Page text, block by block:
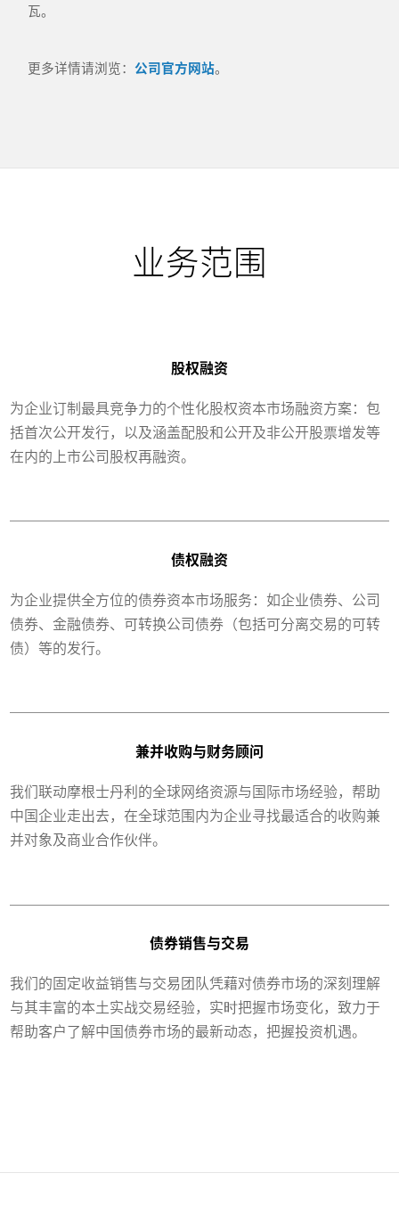
瓦。
更多详情请浏览：公司官方网站。
业务范围
股权融资
为企业订制最具竞争力的个性化股权资本市场融资方案：包
括首次公开发行，以及涵盖配股和公开及非公开股票增发等
在内的上市公司股权再融资。
债权融资
为企业提供全方位的债券资本市场服务：如企业债券、公司
债券、金融债券、可转换公司债券（包括可分离交易的可转
债）等的发行。
兼并收购与财务顾问
我们联动摩根士丹利的全球网络资源与国际市场经验，帮助
中国企业走出去，在全球范围内为企业寻找最适合的收购兼
并对象及商业合作伙伴。
债券销售与交易
我们的固定收益销售与交易团队凭藉对债券市场的深刻理解
与其丰富的本土实战交易经验，实时把握市场变化，致力于
帮助客户了解中国债券市场的最新动态，把握投资机遇。